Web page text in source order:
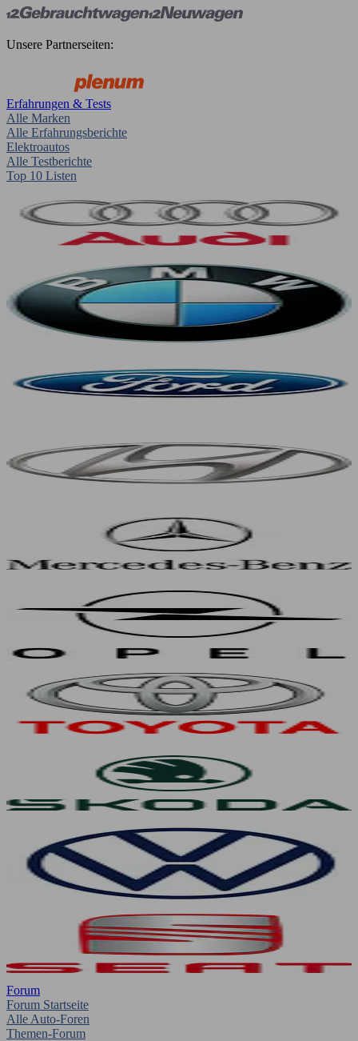
Unsere Partnerseiten:
Erfahrungen & Tests
Alle Marken
Alle Erfahrungsberichte
Elektroautos
Alle Testberichte
Top 10 Listen
Forum
Forum Startseite
Alle Auto-Foren
Themen-Forum